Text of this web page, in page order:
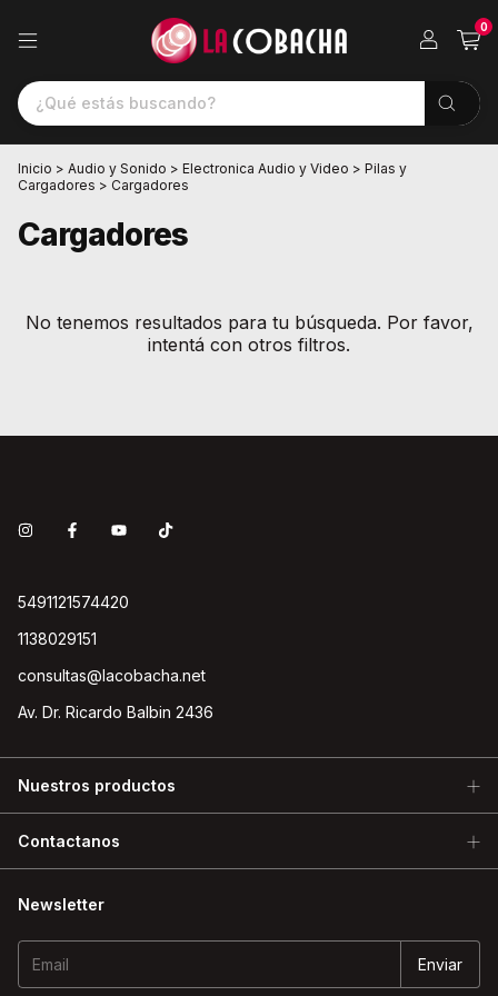
0
Inicio > Audio y Sonido > Electronica Audio y Video > Pilas y
Cargadores > Cargadores
Cargadores
No tenemos resultados para tu búsqueda. Por favor,
intentá con otros filtros.
5491121574420
1138029151
consultas@lacobacha.net
Av. Dr. Ricardo Balbin 2436
Nuestros productos
Contactanos
Newsletter